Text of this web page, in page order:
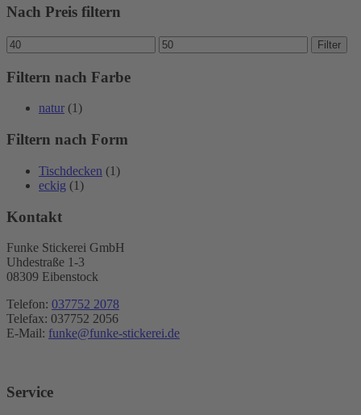
Nach Preis filtern
Min.
Preis
Max.
Preis
Filter
Filtern nach Farbe
natur (1)
Filtern nach Form
Tischdecken (1)
eckig (1)
Kontakt
Funke Stickerei GmbH
Uhdestraße 1-3
08309 Eibenstock
Telefon: 037752 2078
Telefax: 037752 2056
E-Mail: funke@funke-stickerei.de
Service